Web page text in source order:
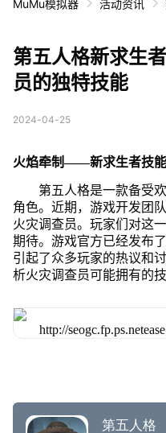
MuMu模拟器 活动资讯
第五人格新求生
员的独特技能
2024-04-25
火焰牵制——新求生者技能
第五人格是一款备受
角色。近期，游戏开发团
火灾调查员。玩家们对这
期待。游戏官方已经发布
引起了众多玩家的热议和
析火灾调查员可能拥有的技